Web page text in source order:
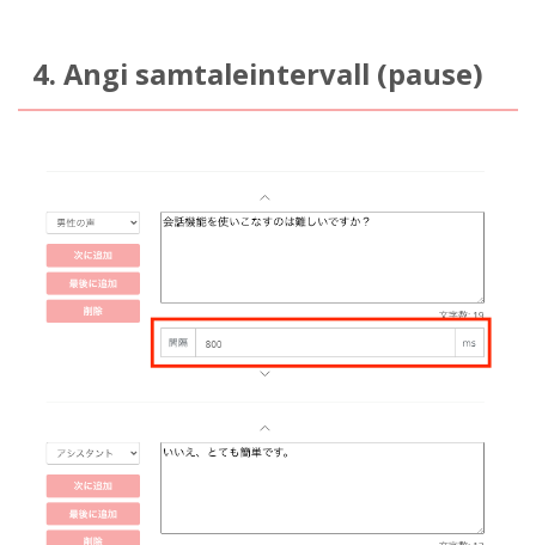
4. Angi samtaleintervall (pause)